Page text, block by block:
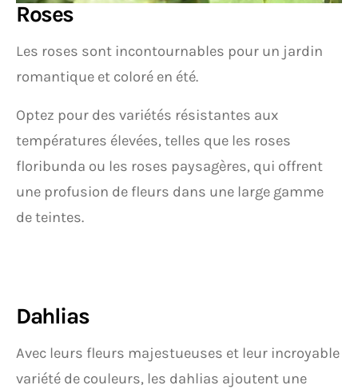
Roses
Les roses sont incontournables pour un jardin
romantique et coloré en été.
Optez pour des variétés résistantes aux
températures élevées, telles que les roses
floribunda ou les roses paysagères, qui offrent
une profusion de fleurs dans une large gamme
de teintes.
Dahlias
Avec leurs fleurs majestueuses et leur incroyable
variété de couleurs, les dahlias ajoutent une